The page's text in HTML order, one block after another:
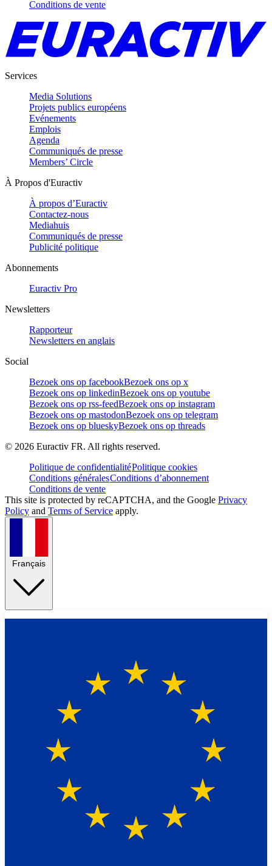
Conditions de vente
Services
Media Solutions
Projets publics européens
Evénements
Emplois
Agenda
Communiqués de presse
Members’ Circle
À Propos d'Euractiv
À propos d’Euractiv
Contactez-nous
Mediahuis
Communiqués de presse
Publicité politique
Abonnements
Euractiv Pro
Newsletters
Rapporteur
Newsletters en anglais
Social
Bezoek ons op facebookBezoek ons op x
Bezoek ons op linkedinBezoek ons op youtube
Bezoek ons op rss-feedBezoek ons op instagram
Bezoek ons op mastodonBezoek ons op telegram
Bezoek ons op blueskyBezoek ons op threads
© 2026 Euractiv FR. All rights reserved.
Politique de confidentialitéPolitique cookies
Conditions généralesConditions d’abonnement
Conditions de vente
This site is protected by reCAPTCHA, and the Google Privacy
Policy and Terms of Service apply.
Français